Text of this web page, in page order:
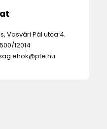
Vasvári Pál utca 4.
12014